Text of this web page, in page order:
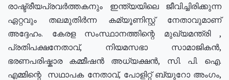
രാഷ്ട്രീയപ്രവർത്തകനും ഇന്ത്യയിലെ ജീവിച്ചിരിക്കുന്ന
ഏറ്റവും തലമുതിർന്ന കമ്യൂണിസ്റ്റ് നേതാവുമാണ്
അദ്ദേഹം. കേരള സംസ്ഥാനത്തിന്റെ മുഖ്യമന്ത്രി ,
പ്രതിപക്ഷനേതാവ്, നിയമസഭാ സാമാജികൻ,
ഭരണപരിഷ്കാര കമ്മീഷൻ അധ്യക്ഷൻ, സി. പി. ഐ.
എമ്മിന്റെ സഥാപക നേതാവ്, പോളിറ്റ് ബ്യുറോ അംഗം,